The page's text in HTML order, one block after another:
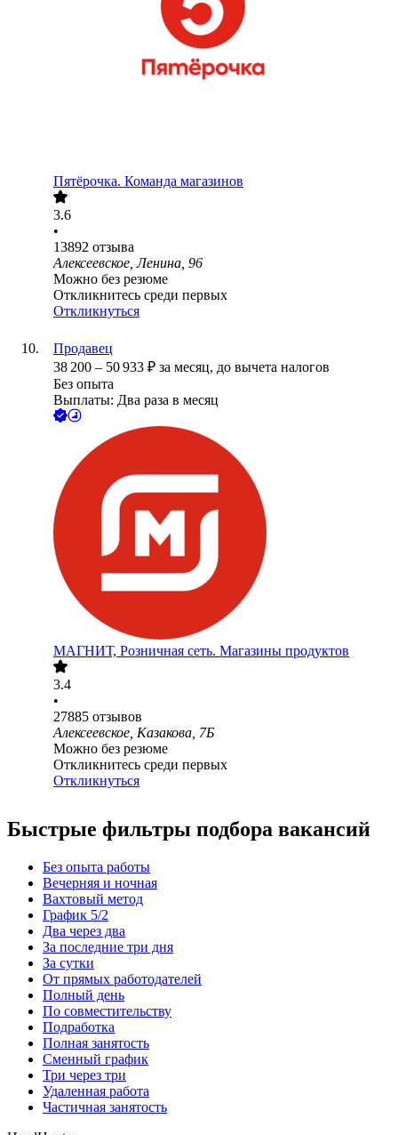
Пятёрочка. Команда магазинов
3.6
•
13892 отзыва
Алексеевское, Ленина, 96
Можно без резюме
Откликнитесь среди первых
Откликнуться
Продавец
38 200 – 50 933 ₽ за месяц, до вычета налогов
Без опыта
Выплаты: Два раза в месяц
МАГНИТ, Розничная сеть. Магазины продуктов
3.4
•
27885 отзывов
Алексеевское, Казакова, 7Б
Можно без резюме
Откликнитесь среди первых
Откликнуться
Быстрые фильтры подбора вакансий
Без опыта работы
Вечерняя и ночная
Вахтовый метод
График 5/2
Два через два
За последние три дня
За сутки
От прямых работодателей
Полный день
По совместительству
Подработка
Полная занятость
Сменный график
Три через три
Удаленная работа
Частичная занятость